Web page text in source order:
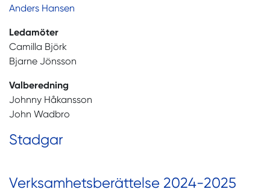
Anders Hansen
Ledamöter
Camilla Björk
Bjarne Jönsson
Valberedning
Johnny Håkansson
John Wadbro
Stadgar
Verksamhetsberättelse 2024-2025